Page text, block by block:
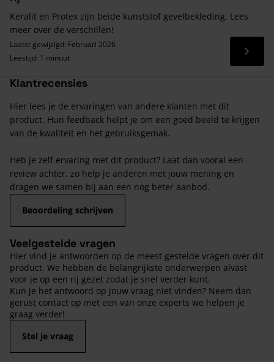
Keralit en Protex zijn beide kunststof gevelbekleding. Lees
meer over de verschillen!
Laatst gewijzigd: Februari 2026
Leestijd: 1 minuut
Lees
Klantrecensies
Hier lees je de ervaringen van andere klanten met dit
product. Hun feedback helpt je om een goed beeld te krijgen
van de kwaliteit en het gebruiksgemak.
Heb je zelf ervaring met dit product? Laat dan vooral een
review achter, zo help je anderen met jouw mening en
dragen we samen bij aan een nog beter aanbod.
Beoordeling schrijven
Veelgestelde vragen
Hier vind je antwoorden op de meest gestelde vragen over dit
product. We hebben de belangrijkste onderwerpen alvast
voor je op een rij gezet zodat je snel verder kunt.
Kun je het antwoord op jouw vraag niet vinden? Neem dan
gerust contact op met een van onze experts we helpen je
graag verder!
Stel je vraag